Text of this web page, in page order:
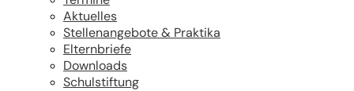
Aktuelles
Stellenangebote & Praktika
Elternbriefe
Downloads
Schulstiftung